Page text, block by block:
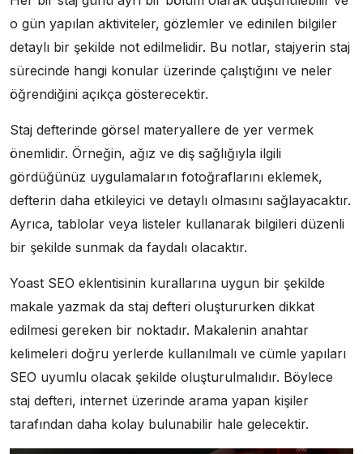
o gün yapılan aktiviteler, gözlemler ve edinilen bilgiler
detaylı bir şekilde not edilmelidir. Bu notlar, stajyerin staj
sürecinde hangi konular üzerinde çalıştığını ve neler
öğrendiğini açıkça gösterecektir.
Staj defterinde görsel materyallere de yer vermek
önemlidir. Örneğin, ağız ve diş sağlığıyla ilgili
gördüğünüz uygulamaların fotoğraflarını eklemek,
defterin daha etkileyici ve detaylı olmasını sağlayacaktır.
Ayrıca, tablolar veya listeler kullanarak bilgileri düzenli
bir şekilde sunmak da faydalı olacaktır.
Yoast SEO eklentisinin kurallarına uygun bir şekilde
makale yazmak da staj defteri oluştururken dikkat
edilmesi gereken bir noktadır. Makalenin anahtar
kelimeleri doğru yerlerde kullanılmalı ve cümle yapıları
SEO uyumlu olacak şekilde oluşturulmalıdır. Böylece
staj defteri, internet üzerinde arama yapan kişiler
tarafından daha kolay bulunabilir hale gelecektir.